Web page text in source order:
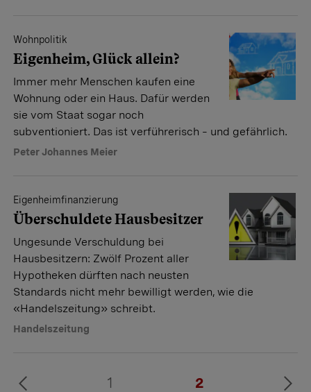
Wohnpolitik
Eigenheim, Glück allein?
Immer mehr Menschen kaufen eine
Wohnung oder ein Haus. Dafür werden
sie vom Staat sogar noch
subventioniert. Das ist verführerisch – und gefährlich.
Peter Johannes Meier
Eigenheimfinanzierung
Überschuldete Hausbesitzer
Ungesunde Verschuldung bei
Hausbesitzern: Zwölf Prozent aller
Hypotheken dürften nach neusten
Standards nicht mehr bewilligt werden, wie die
«Handelszeitung» schreibt.
Handelszeitung
1 2